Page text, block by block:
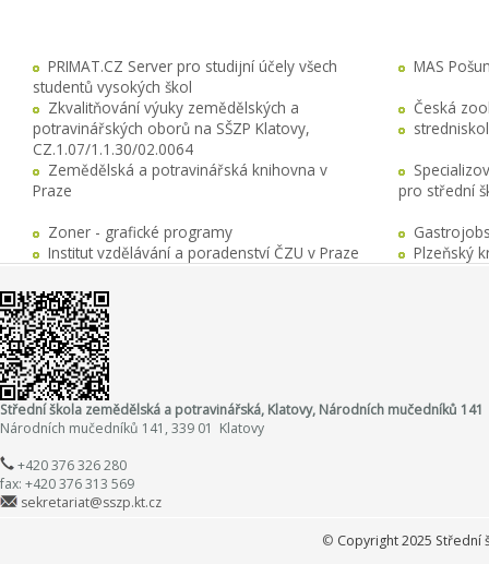
PRIMAT.CZ Server pro studijní účely všech
studentů vysokých škol
MAS
Zkvalitňování výuky zemědělských a
potravinářských oborů na SŠZP Klatovy,
CZ.1.07/1.1.30/02.0064
Česká
Zemědělská a potravinářská knihovna v
Praze
pro střední
Zoner - grafické programy
Institut vzdělávání a poradenství ČZU v Praze
Plzeňský
Střední škola zemědělská a potravinářská, Klatovy, Národních mučedníků 141
Národních mučedníků 141, 339 01 Klatovy
+420 376 326 280
fax: +420 376 313 569
sekretariat@sszp.kt.cz
© Copyright 2025 Střední